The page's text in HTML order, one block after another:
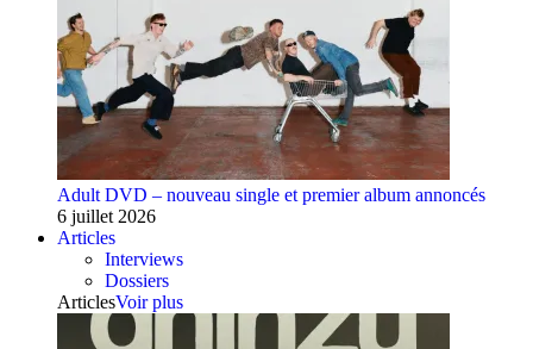
Adult DVD – nouveau single et premier album annoncés
6 juillet 2026
Articles
Interviews
Dossiers
ArticlesVoir plus